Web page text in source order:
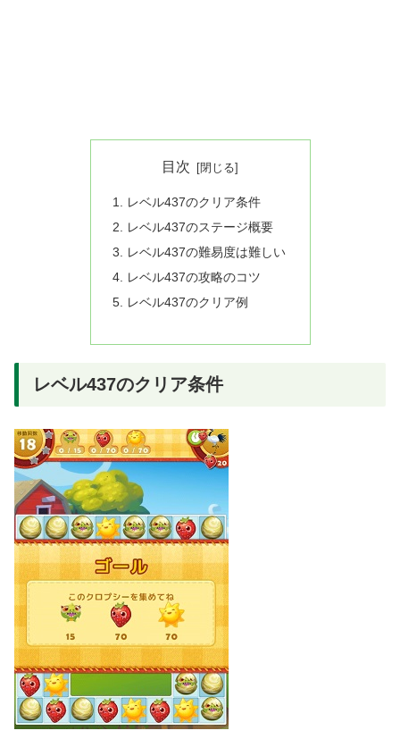
目次
レベル437のクリア条件
レベル437のステージ概要
レベル437の難易度は難しい
レベル437の攻略のコツ
レベル437のクリア例
レベル437のクリア条件